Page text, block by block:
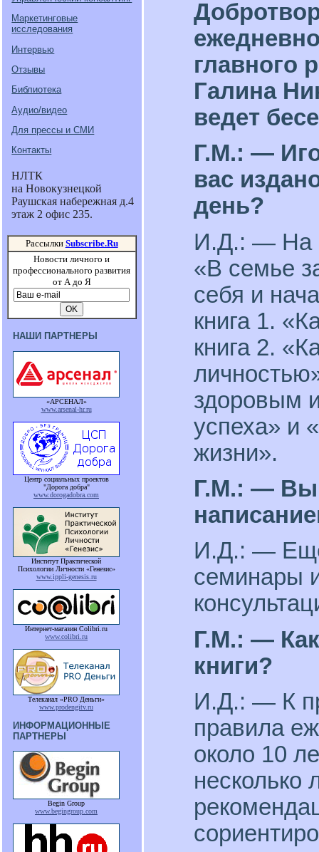
Маркетинговые
исследования
Интервью
Отзывы
Библиотека
Аудио/видео
Для прессы и СМИ
Контакты
НЛТК
на Новокузнецкой
Раушская набережная д.4
этаж 2 офис 235.
Рассылки Subscribe.Ru
Новости личного и
профессионального развития
от А до Я
НАШИ ПАРТНЕРЫ
«АРСЕНАЛ»
www.arsenal-hr.ru
Центр социальных проектов
"Дорога добра"
www.dorogadobra.com
Институт Практической
Психологии Личности «Генезис»
www.ippli-genesis.ru
Интернет-магазин Colibri.ru
www.colibri.ru
Телеканал «PRO Деньги»
www.prodengitv.ru
ИНФОРМАЦИОННЫЕ
ПАРТНЕРЫ
Begin Group
www.begingroup.com
главного
Галина
ведет
Г.М.: —
вас
день?
И.Д.: — На
«В семье
себя и
книга 1.
книга 2.
здоровым
успеха» и
жизни».
Г.М.: — Вы
И.Д.: —
семинары
Г.М.: —
книги?
И.Д.: — К
правила
около 10
несколько